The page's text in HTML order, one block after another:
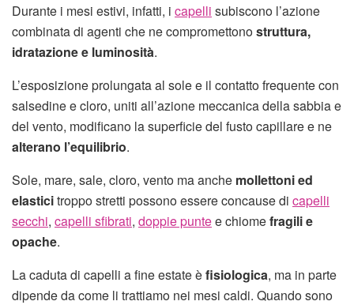
Durante i mesi estivi, infatti, i capelli subiscono l’azione
combinata di agenti che ne compromettonostruttura,
idratazione e luminosità.
L’esposizione prolungata al sole e il contatto frequente con
salsedine e cloro, uniti all’azione meccanica della sabbia e
del vento, modificano la superficie del fusto capillare e ne
alterano l’equilibrio.
Sole, mare, sale, cloro, vento ma anche mollettoni ed
elasticitroppo stretti possono essere concause di capelli
secchi, capelli sfibrati, doppie puntee chiomefragili e
opache.
La caduta di capelli a fine estate èfisiologica, ma in parte
dipende da come li trattiamo nei mesi caldi. Quando sono